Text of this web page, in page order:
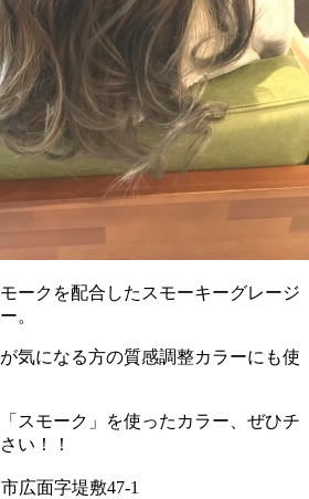
ークを配合したスモーキーグレージ
。
気になる方の質感調整カラーにも使
スモーク」を使ったカラー、ぜひチ
い！！
広面字堤敷47-1